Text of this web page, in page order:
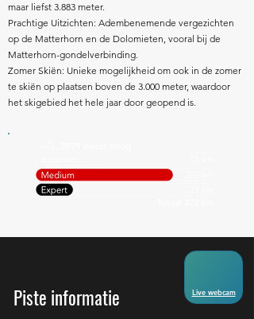
maar liefst 3.883 meter.
Prachtige Uitzichten: Adembenemende vergezichten
op de Matterhorn en de Dolomieten, vooral bij de
Matterhorn-gondelverbinding.
Zomer Skiën: Unieke mogelijkheid om ook in de zomer
te skiën op plaatsen boven de 3.000 meter, waardoor
het skigebied het hele jaar door geopend is.
Piste informatie Live webcam